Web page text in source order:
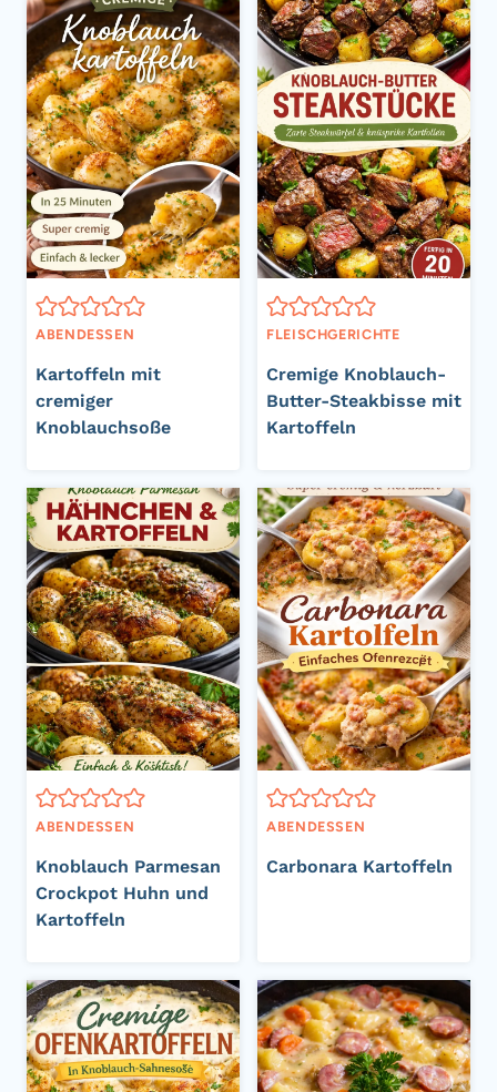
ABENDESSEN
Kartoffeln mit
cremiger
Knoblauchsoße
FLEISCHGERICHTE
Cremige Knoblauch-
Butter-Steakbisse mit
Kartoffeln
ABENDESSEN
Knoblauch Parmesan
Crockpot Huhn und
Kartoffeln
ABENDESSEN
Carbonara Kartoffeln